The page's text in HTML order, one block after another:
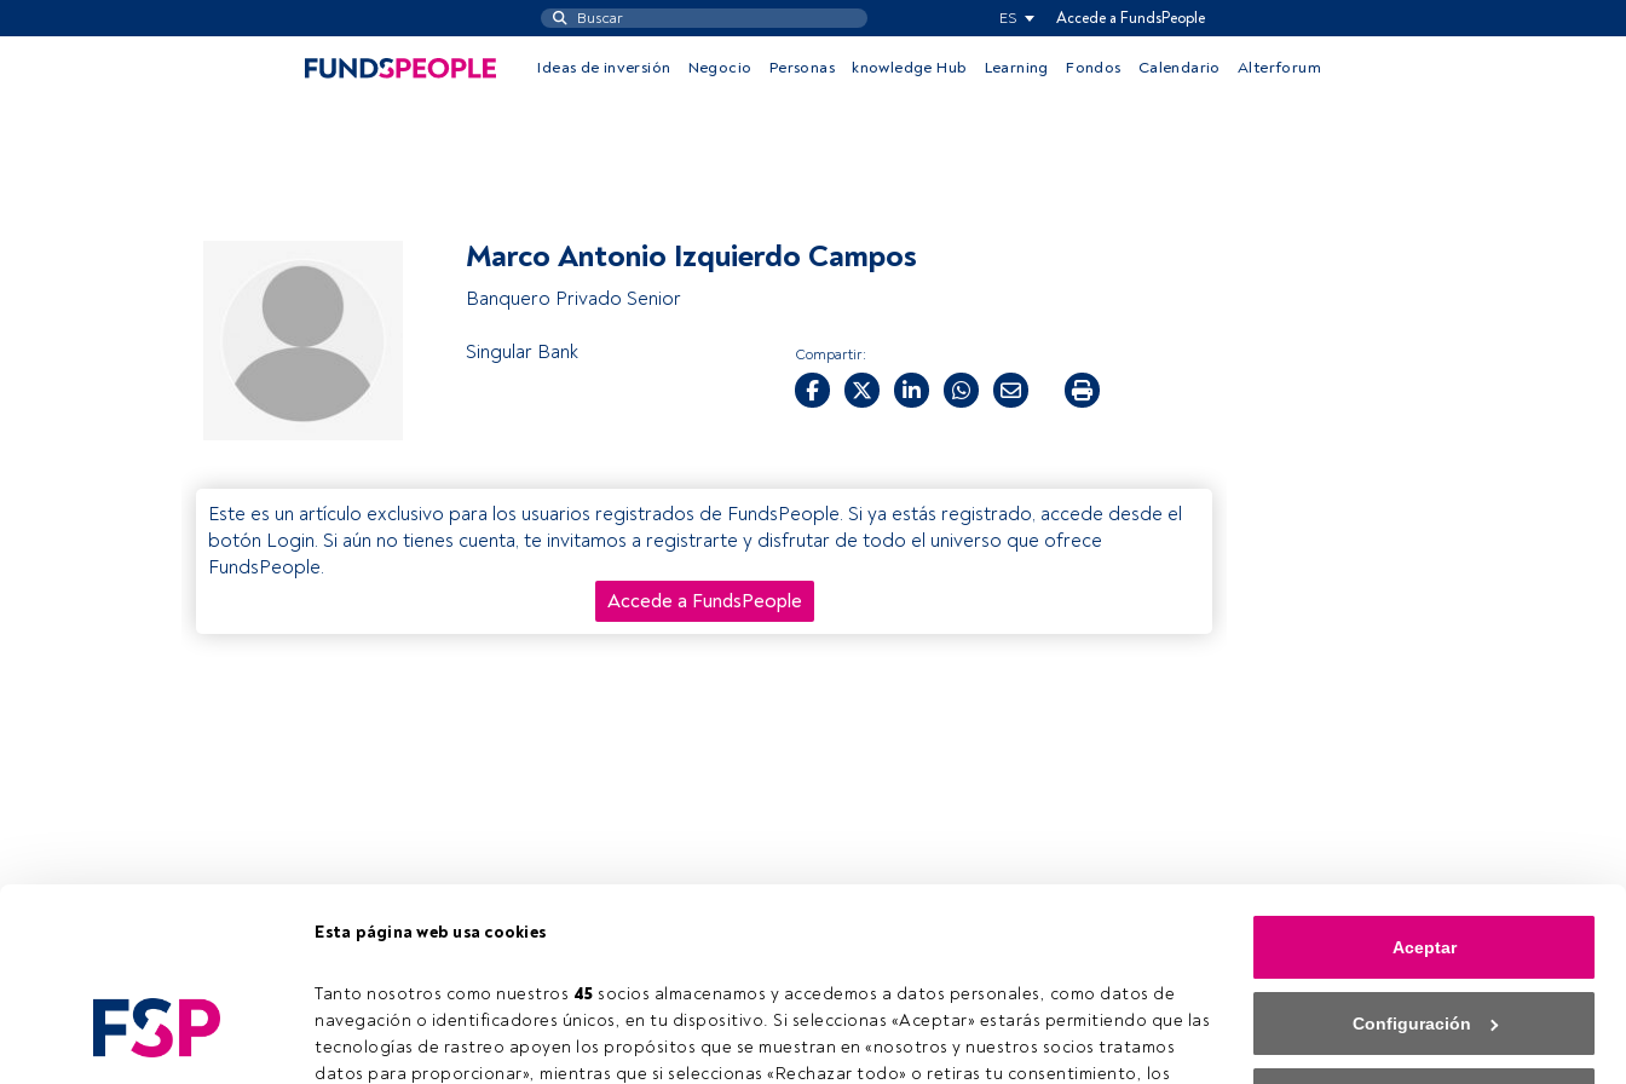
Esta página web usa cookies
Tanto nosotros como nuestros 45 socios almacenamos y accedemos a datos personales, como datos de
navegación o identificadores únicos, en tu dispositivo. Si seleccionas «Aceptar» estarás permitiendo que las
tecnologías de rastreo apoyen los propósitos que se muestran en «nosotros y nuestros socios tratamos
datos para proporcionar», mientras que si seleccionas «Rechazar todo» o retiras tu consentimiento, los
Aceptar
Configuración
ES Accede a FundsPeople
Ideas de inversión Negocio Personas knowledge Hub Learning Fondos Calendario Alterforum
Marco Antonio Izquierdo Campos
Banquero Privado Senior
Singular Bank Compartir:
Este es un artículo exclusivo para los usuarios registrados de FundsPeople. Si ya estás registrado, accede desde el
botón Login. Si aún no tienes cuenta, te invitamos a registrarte y disfrutar de todo el universo que ofrece
FundsPeople.
Accede a FundsPeople